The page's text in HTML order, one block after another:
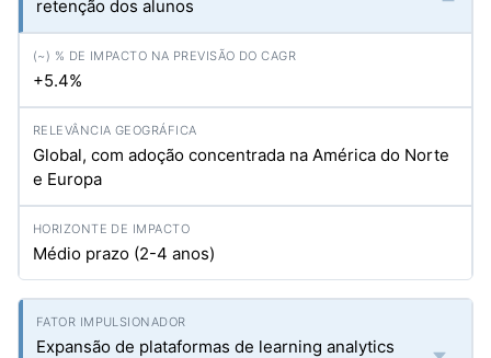
retenção dos alunos
+5.4%
Global, com adoção concentrada na América do Norte
e Europa
Médio prazo (2-4 anos)
Expansão de plataformas de learning analytics